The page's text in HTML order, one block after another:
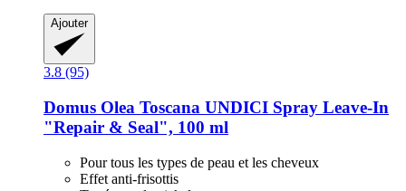
Ajouter
3.8 (95)
Domus Olea Toscana UNDICI Spray Leave-​In
"Repair & Seal", 100 ml
Pour tous les types de peau et les cheveux
Effet anti-frisottis